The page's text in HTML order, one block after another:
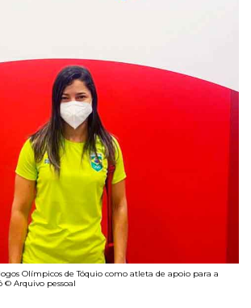
Olímpicos de Tóquio como atleta de apoio para a
© Arquivo pessoal